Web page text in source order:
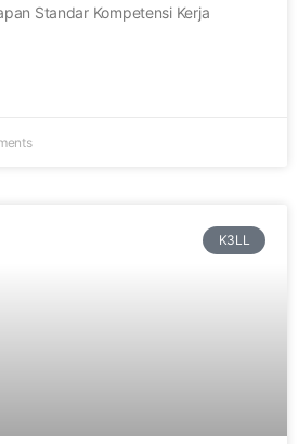
Standar Kompetensi Kerja
K3LL